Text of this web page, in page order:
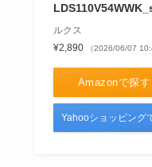
ルクス
¥2,890
（2026/06/07
Amazonで探す
Yahooショッピング